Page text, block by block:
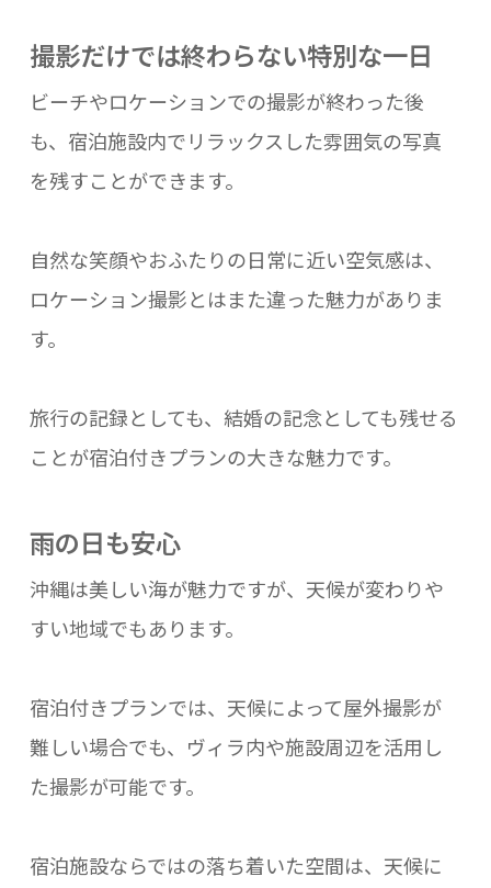
撮影だけでは終わらない特別な一日
ビーチやロケーションでの撮影が終わった後
も、宿泊施設内でリラックスした雰囲気の写真
を残すことができます。
自然な笑顔やおふたりの日常に近い空気感は、
ロケーション撮影とはまた違った魅力がありま
す。
旅行の記録としても、結婚の記念としても残せる
ことが宿泊付きプランの大きな魅力です。
雨の日も安心
沖縄は美しい海が魅力ですが、天候が変わりや
すい地域でもあります。
宿泊付きプランでは、天候によって屋外撮影が
難しい場合でも、ヴィラ内や施設周辺を活用し
た撮影が可能です。
宿泊施設ならではの落ち着いた空間は、天候に